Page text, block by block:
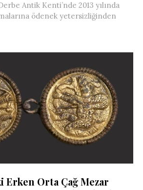
Antik Kenti’nde 2013 yılında
ödenek yetersizliğinden
Erken Orta Çağ Mezar